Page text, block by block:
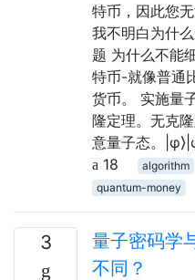
特币，因此您
我不明白为什
题 为什么不能
特币-就像普通
货币。 实施量
隆定理。无克
意量子态。
18
algorithm
quantum-money
3
量子密码学
不同？